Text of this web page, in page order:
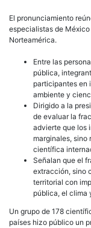
El pronunciamiento
especialistas de
Norteamérica.
Entre las
pública,
participantes en
ambiente y
Dirigido a la
de evaluar la
advierte que los
marginales, sino
científica
Señalan que el
extracción, sino
territorial con
pública, el clima
Un grupo de 178
países hizo público un